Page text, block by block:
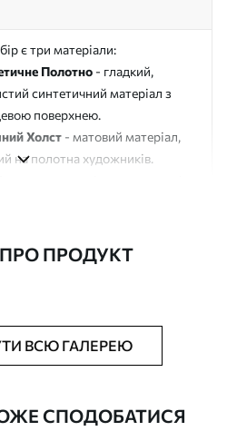
є три матеріали:
Полотно - гладкий,
синтетичний матеріал з
поверхнею.
Холст - матовий матеріал,
на полотна художників.
додати лакове покриття.
ПРО ПРОДУКТ
ВСЮ ГАЛЕРЕЮ
СПОДОБАТИСЯ